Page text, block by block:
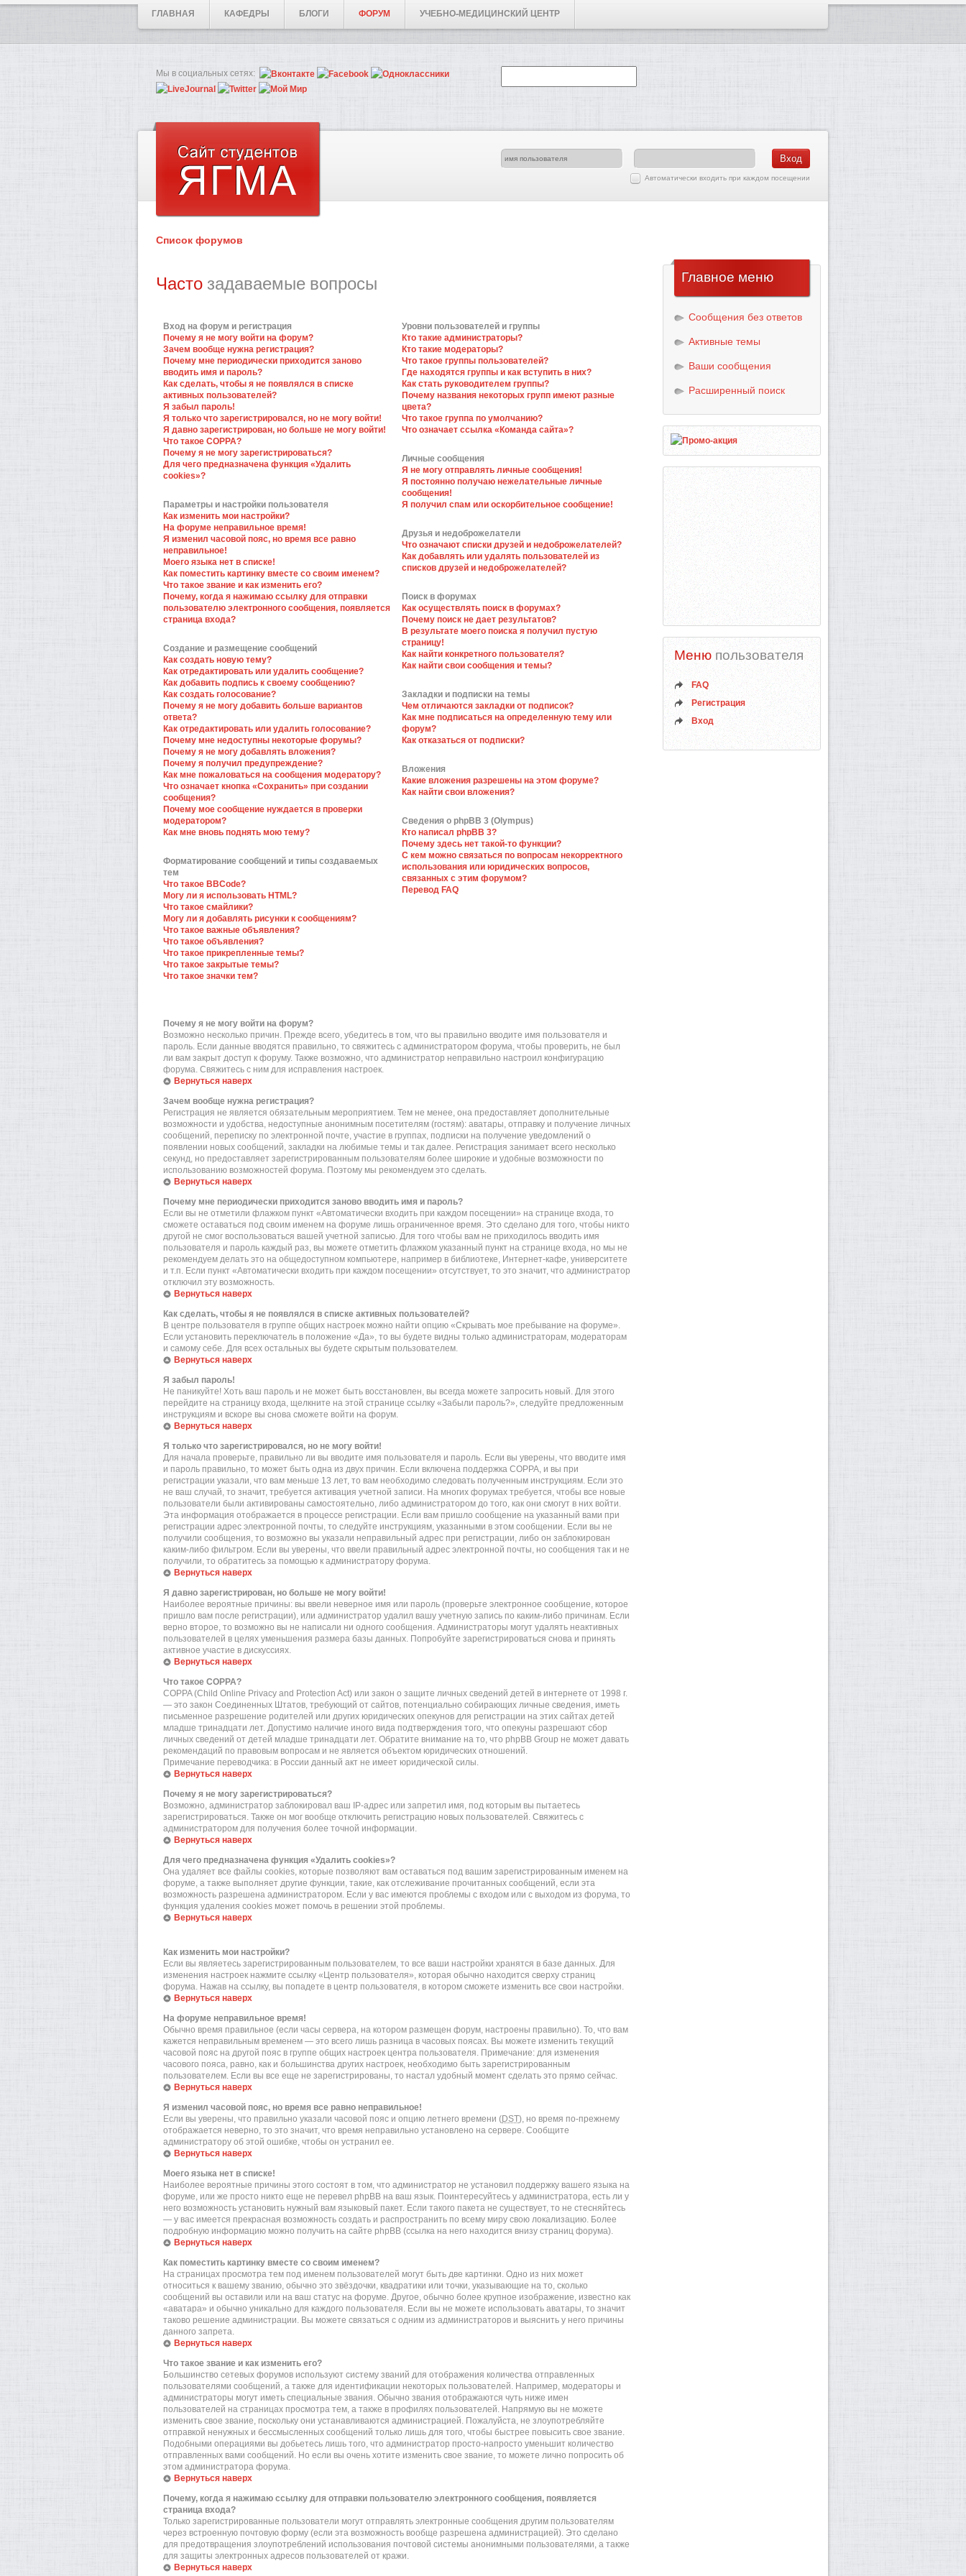
ГЛАВНАЯ КАФЕДРЫ БЛОГИ ФОРУМ УЧЕБНО-МЕДИЦИНСКИЙ ЦЕНТР
Мы в социальных сетях:
Автоматически входить при каждом посещении
Список форумов
Часто задаваемые вопросы
Вход на форум и регистрация
Почему я не могу войти на форум?
Зачем вообще нужна регистрация?
Почему мне периодически приходится заново
вводить имя и пароль?
Как сделать, чтобы я не появлялся в списке
активных пользователей?
Я забыл пароль!
Я только что зарегистрировался, но не могу войти!
Я давно зарегистрирован, но больше не могу войти!
Что такое COPPA?
Почему я не могу зарегистрироваться?
Для чего предназначена функция «Удалить
cookies»?
Параметры и настройки пользователя
Как изменить мои настройки?
На форуме неправильное время!
Я изменил часовой пояс, но время все равно
неправильное!
Моего языка нет в списке!
Как поместить картинку вместе со своим именем?
Что такое звание и как изменить его?
Почему, когда я нажимаю ссылку для отправки
пользователю электронного сообщения, появляется
страница входа?
Создание и размещение сообщений
Как создать новую тему?
Как отредактировать или удалить сообщение?
Как добавить подпись к своему сообщению?
Как создать голосование?
Почему я не могу добавить больше вариантов
ответа?
Как отредактировать или удалить голосование?
Почему мне недоступны некоторые форумы?
Почему я не могу добавлять вложения?
Почему я получил предупреждение?
Как мне пожаловаться на сообщения модератору?
Что означает кнопка «Сохранить» при создании
сообщения?
Почему мое сообщение нуждается в проверки
модератором?
Как мне вновь поднять мою тему?
Форматирование сообщений и типы создаваемых
тем
Что такое BBCode?
Могу ли я использовать HTML?
Что такое смайлики?
Могу ли я добавлять рисунки к сообщениям?
Что такое важные объявления?
Что такое объявления?
Что такое прикрепленные темы?
Что такое закрытые темы?
Что такое значки тем?
Уровни пользователей и группы
Кто такие администраторы?
Кто такие модераторы?
Что такое группы пользователей?
Где находятся группы и как вступить в них?
Как стать руководителем группы?
Почему названия некоторых групп имеют разные
цвета?
Что такое группа по умолчанию?
Что означает ссылка «Команда сайта»?
Личные сообщения
Я не могу отправлять личные сообщения!
Я постоянно получаю нежелательные личные
сообщения!
Я получил спам или оскорбительное сообщение!
Друзья и недоброжелатели
Что означают списки друзей и недоброжелателей?
Как добавлять или удалять пользователей из
списков друзей и недоброжелателей?
Поиск в форумах
Как осуществлять поиск в форумах?
Почему поиск не дает результатов?
В результате моего поиска я получил пустую
страницу!
Как найти конкретного пользователя?
Как найти свои сообщения и темы?
Закладки и подписки на темы
Чем отличаются закладки от подписок?
Как мне подписаться на определенную тему или
форум?
Как отказаться от подписки?
Вложения
Какие вложения разрешены на этом форуме?
Как найти свои вложения?
Сведения о phpBB 3 (Olympus)
Кто написал phpBB 3?
Почему здесь нет такой-то функции?
С кем можно связаться по вопросам некорректного
использования или юридических вопросов,
связанных с этим форумом?
Перевод FAQ
Почему я не могу войти на форум?
Возможно несколько причин. Прежде всего, убедитесь в том, что вы правильно вводите имя пользователя и
пароль. Если данные вводятся правильно, то свяжитесь с администратором форума, чтобы проверить, не был
ли вам закрыт доступ к форуму. Также возможно, что администратор неправильно настроил конфигурацию
форума. Свяжитесь с ним для исправления настроек.
Вернуться наверх
Зачем вообще нужна регистрация?
Регистрация не является обязательным мероприятием. Тем не менее, она предоставляет дополнительные
возможности и удобства, недоступные анонимным посетителям (гостям): аватары, отправку и получение личных
сообщений, переписку по электронной почте, участие в группах, подписки на получение уведомлений о
появлении новых сообщений, закладки на любимые темы и так далее. Регистрация занимает всего несколько
секунд, но предоставляет зарегистрированным пользователям более широкие и удобные возможности по
использованию возможностей форума. Поэтому мы рекомендуем это сделать.
Вернуться наверх
Почему мне периодически приходится заново вводить имя и пароль?
Если вы не отметили флажком пункт «Автоматически входить при каждом посещении» на странице входа, то
сможете оставаться под своим именем на форуме лишь ограниченное время. Это сделано для того, чтобы никто
другой не смог воспользоваться вашей учетной записью. Для того чтобы вам не приходилось вводить имя
пользователя и пароль каждый раз, вы можете отметить флажком указанный пункт на странице входа, но мы не
рекомендуем делать это на общедоступном компьютере, например в библиотеке, Интернет-кафе, университете
и т.п. Если пункт «Автоматически входить при каждом посещении» отсутствует, то это значит, что администратор
отключил эту возможность.
Вернуться наверх
Как сделать, чтобы я не появлялся в списке активных пользователей?
В центре пользователя в группе общих настроек можно найти опцию «Скрывать мое пребывание на форуме».
Если установить переключатель в положение «Да», то вы будете видны только администраторам, модераторам
и самому себе. Для всех остальных вы будете скрытым пользователем.
Вернуться наверх
Я забыл пароль!
Не паникуйте! Хоть ваш пароль и не может быть восстановлен, вы всегда можете запросить новый. Для этого
перейдите на страницу входа, щелкните на этой странице ссылку «Забыли пароль?», следуйте предложенным
инструкциям и вскоре вы снова сможете войти на форум.
Вернуться наверх
Я только что зарегистрировался, но не могу войти!
Для начала проверьте, правильно ли вы вводите имя пользователя и пароль. Если вы уверены, что вводите имя
и пароль правильно, то может быть одна из двух причин. Если включена поддержка COPPA, и вы при
регистрации указали, что вам меньше 13 лет, то вам необходимо следовать полученным инструкциям. Если это
не ваш случай, то значит, требуется активация учетной записи. На многих форумах требуется, чтобы все новые
пользователи были активированы самостоятельно, либо администратором до того, как они смогут в них войти.
Эта информация отображается в процессе регистрации. Если вам пришло сообщение на указанный вами при
регистрации адрес электронной почты, то следуйте инструкциям, указанными в этом сообщении. Если вы не
получили сообщения, то возможно вы указали неправильный адрес при регистрации, либо он заблокирован
каким-либо фильтром. Если вы уверены, что ввели правильный адрес электронной почты, но сообщения так и не
получили, то обратитесь за помощью к администратору форума.
Вернуться наверх
Я давно зарегистрирован, но больше не могу войти!
Наиболее вероятные причины: вы ввели неверное имя или пароль (проверьте электронное сообщение, которое
пришло вам после регистрации), или администратор удалил вашу учетную запись по каким-либо причинам. Если
верно второе, то возможно вы не написали ни одного сообщения. Администраторы могут удалять неактивных
пользователей в целях уменьшения размера базы данных. Попробуйте зарегистрироваться снова и принять
активное участие в дискуссиях.
Вернуться наверх
Что такое COPPA?
COPPA (Child Online Privacy and Protection Act) или закон о защите личных сведений детей в интернете от 1998 г.
— это закон Соединенных Штатов, требующий от сайтов, потенциально собирающих личные сведения, иметь
письменное разрешение родителей или других юридических опекунов для регистрации на этих сайтах детей
младше тринадцати лет. Допустимо наличие иного вида подтверждения того, что опекуны разрешают сбор
личных сведений от детей младше тринадцати лет. Обратите внимание на то, что phpBB Group не может давать
рекомендаций по правовым вопросам и не является объектом юридических отношений.
Примечание переводчика: в России данный акт не имеет юридической силы.
Вернуться наверх
Почему я не могу зарегистрироваться?
Возможно, администратор заблокировал ваш IP-адрес или запретил имя, под которым вы пытаетесь
зарегистрироваться. Также он мог вообще отключить регистрацию новых пользователей. Свяжитесь с
администратором для получения более точной информации.
Вернуться наверх
Для чего предназначена функция «Удалить cookies»?
Она удаляет все файлы cookies, которые позволяют вам оставаться под вашим зарегистрированным именем на
форуме, а также выполняет другие функции, такие, как отслеживание прочитанных сообщений, если эта
возможность разрешена администратором. Если у вас имеются проблемы с входом или с выходом из форума, то
функция удаления cookies может помочь в решении этой проблемы.
Вернуться наверх
Как изменить мои настройки?
Если вы являетесь зарегистрированным пользователем, то все ваши настройки хранятся в базе данных. Для
изменения настроек нажмите ссылку «Центр пользователя», которая обычно находится сверху страниц
форума. Нажав на ссылку, вы попадете в центр пользователя, в котором сможете изменить все свои настройки.
Вернуться наверх
На форуме неправильное время!
Обычно время правильное (если часы сервера, на котором размещен форум, настроены правильно). То, что вам
кажется неправильным временем — это всего лишь разница в часовых поясах. Вы можете изменить текущий
часовой пояс на другой пояс в группе общих настроек центра пользователя. Примечание: для изменения
часового пояса, равно, как и большинства других настроек, необходимо быть зарегистрированным
пользователем. Если вы все еще не зарегистрированы, то настал удобный момент сделать это прямо сейчас.
Вернуться наверх
Я изменил часовой пояс, но время все равно неправильное!
Если вы уверены, что правильно указали часовой пояс и опцию летнего времени (DST), но время по-прежнему
отображается неверно, то это значит, что время неправильно установлено на сервере. Сообщите
администратору об этой ошибке, чтобы он устранил ее.
Вернуться наверх
Моего языка нет в списке!
Наиболее вероятные причины этого состоят в том, что администратор не установил поддержку вашего языка на
форуме, или же просто никто еще не перевел phpBB на ваш язык. Поинтересуйтесь у администратора, есть ли у
него возможность установить нужный вам языковый пакет. Если такого пакета не существует, то не стесняйтесь
— у вас имеется прекрасная возможность создать и распространить по всему миру свою локализацию. Более
подробную информацию можно получить на сайте phpBB (ссылка на него находится внизу страниц форума).
Вернуться наверх
Как поместить картинку вместе со своим именем?
На страницах просмотра тем под именем пользователей могут быть две картинки. Одно из них может
относиться к вашему званию, обычно это звёздочки, квадратики или точки, указывающие на то, сколько
сообщений вы оставили или на ваш статус на форуме. Другое, обычно более крупное изображение, известно как
«аватара» и обычно уникально для каждого пользователя. Если вы не можете использовать аватары, то значит
таково решение администрации. Вы можете связаться с одним из администраторов и выяснить у него причины
данного запрета.
Вернуться наверх
Что такое звание и как изменить его?
Большинство сетевых форумов используют систему званий для отображения количества отправленных
пользователями сообщений, а также для идентификации некоторых пользователей. Например, модераторы и
администраторы могут иметь специальные звания. Обычно звания отображаются чуть ниже имен
пользователей на страницах просмотра тем, а также в профилях пользователей. Напрямую вы не можете
изменить свое звание, поскольку они устанавливаются администрацией. Пожалуйста, не злоупотребляйте
отправкой ненужных и бессмысленных сообщений только лишь для того, чтобы быстрее повысить свое звание.
Подобными операциями вы добьетесь лишь того, что администратор просто-напросто уменьшит количество
отправленных вами сообщений. Но если вы очень хотите изменить свое звание, то можете лично попросить об
этом администратора форума.
Вернуться наверх
Почему, когда я нажимаю ссылку для отправки пользователю электронного сообщения, появляется
страница входа?
Только зарегистрированные пользователи могут отправлять электронные сообщения другим пользователям
через встроенную почтовую форму (если эта возможность вообще разрешена администрацией). Это сделано
для предотвращения злоупотреблений использования почтовой системы анонимными пользователями, а также
для защиты электронных адресов пользователей от кражи.
Вернуться наверх
Главное меню
Сообщения без ответов
Активные темы
Ваши сообщения
Расширенный поиск
Меню пользователя
FAQ
Регистрация
Вход